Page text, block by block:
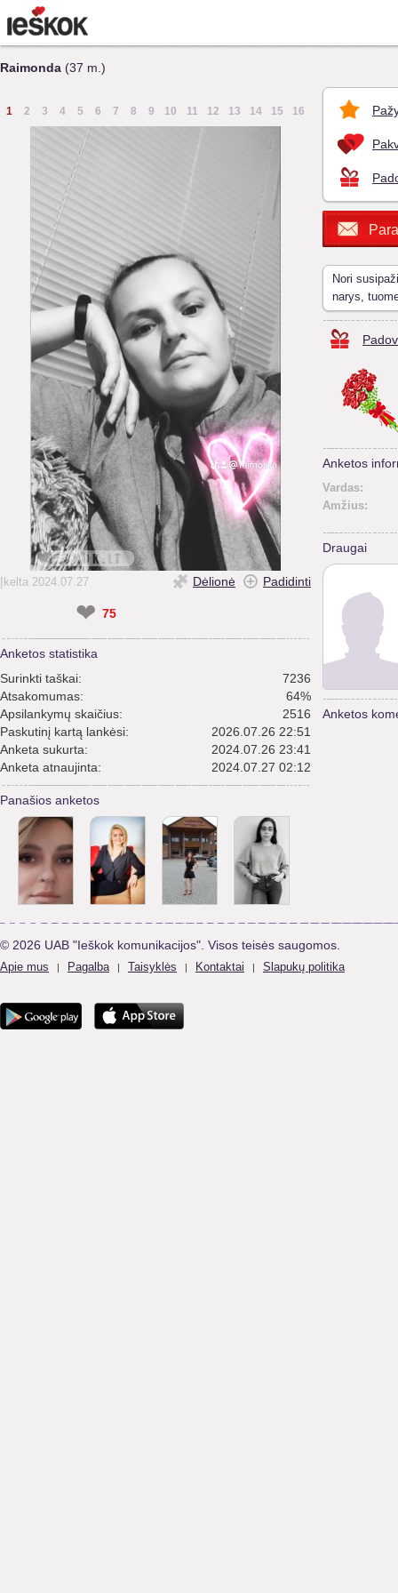
Raimonda (37 m.)
1 2 3 4 5 6 7 8 9 10 11 12 13 14 15 16
Įkelta 2024.07.27 Dėlionė Padidinti
❤ 75
Anketos statistika
Surinkti taškai:
7236
Atsakomumas:
64%
Apsilankymų skaičius:
2516
Paskutinį kartą lankėsi:
2026.07.26 22:51
Anketa sukurta:
2024.07.26 23:41
Anketa atnaujinta:
2024.07.27 02:12
Panašios anketos
Nori
narys,
Anketos
Vardas:
Amžius:
Draugai
Anketos
© 2026 UAB "Ieškok komunikacijos". Visos teisės saugomos.
Apie mus | Pagalba | Taisyklės | Kontaktai | Slapukų politika